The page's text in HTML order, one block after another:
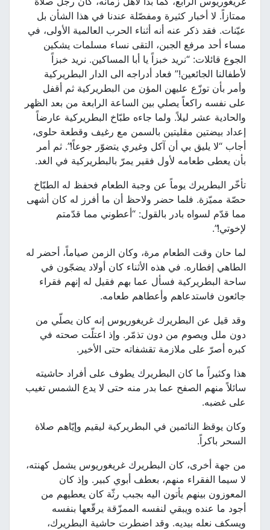
ممتازاً. لا أخبار كثيرة ومفصّلة عندنا في هذا الشأن بل
عيّنات. فقد ذكر عنه أنه أثناء الحرب العالمية الأولى، في
مساء أحد مرفع الجبن، التقى نساء مسلمات يشكين
الجوع قائلات: “نريد خبزاً يا أبا المساكين. نريد خبزاً
لأطفالنا الجائعين!” فعاد أدراجه الى الدار البطريركية
وأمر بأن توزّع عليهن المؤن من البطريركية ثم أقفل
على نفسه راكعاً يصلي بين الساعة الرابعة من بعد الظهر
والحادية عشر ليلاً. ولما جاءه طبّاخ البطريركية عارضاً
إعداد بيضتين مقليتين بالسمن مع رغيف وقطعة حلوى،
أجاب “لا يليق بي أن آكل وغيري يتضوّر جوعاً!”. ثم أمر
بأن يعطى طعامه لأول فقير يمرّ بالبطريركية في الغد.
تأخّر البطريرك يوماً عن وجبة الطعام فحفظ له الطبّاخ
حصّة مميّزة. فلما حضر ولاحظ أن ما أفرز له كان أشهى
مما قدّم لسواه بادر بالقول: “أعطوني مما قدّمتم
لإخوتي!”.
لما حان وقت الطعام مرة، وكان الزمن صياماً، أحضر له
الطاهي إفطاره. في هذه الأثناء كان أولاد يضجّون في
ساحة البطريركية فسأل عما بهم فقيل له إنهم فقراء
جائعون فاستدعاهم وأعطاهم طعامه.
وقد قيل عن البطريرك غريغوريوس إنه كان يصلّي من
دون ملل ويصوم من دون تذمّر. وإذ اعتلّت صحته في
كبره أصرّ على ملازمة تقشفاته حتى الأخير.
هذا وكثيراً ما كان البطريرك يطوف على أفراد حاشيته
سائلاً منهم الصفح عما بدر منه حتى لا يدع الشمس تغيب
على غضبه.
وكان يوقظ النائمين في البطريركية ليقيم وإيّاهم صلاة
السحر باكراً.
من جهة أخرى، كان البطريرك غريغوريوس يشمل كهنته،
لا سيما الفقراء منهم، بعطف أبوي كبير. وإذ كان
المعوزون بينهم يأتون اليه بجبب رثّة كان يعطيهم من
أجود ما عنده ويبقي لنفسه الممزّقة يرقّعها بنفسه
ويسكف نعله بيديه. وقد اضطرت حاشية البطريرك،